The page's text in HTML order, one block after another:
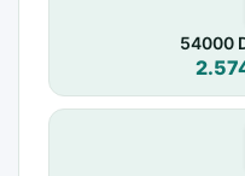
54000